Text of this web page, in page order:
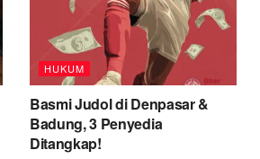
HUKUM
Basmi Judol di Denpasar &
Badung, 3 Penyedia
Ditangkap!